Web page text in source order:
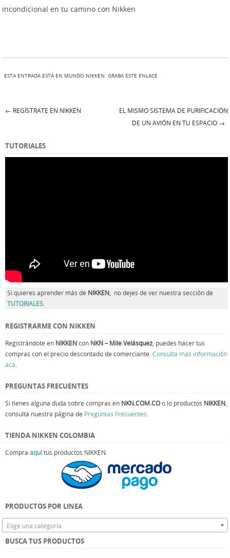
incondicional en tu camino con Nikken
ESTA ENTRADA ESTÁ EN MUNDO NIKKEN. GRABA ESTE ENLACE.
← REGÍSTRATE EN NIKKEN
EL MISMO SISTEMA DE PURIFICACIÓN
DE UN AVIÓN EN TU ESPACIO →
TUTORIALES
Si quieres aprender más de NIKKEN, no dejes de ver nuestra sección de
TUTORIALES.
REGISTRARME CON NIKKEN
Registrándote en NIKKENcon NKN – Mile Velásquez , puedes hacer tus
compras con el precio descontado de comerciante. Consulta más información
acá
PREGUNTAS FRECUENTES
Si tienes alguna duda sobre compras en NKN.COM.COo lo productos NIKKEN
consulta nuestra página de Preguntas Frecuentes
TIENDA NIKKEN COLOMBIA
Compra aquítus productos NIKKEN.
PRODUCTOS POR LINEA
Elige una categoría
BUSCA TUS PRODUCTOS